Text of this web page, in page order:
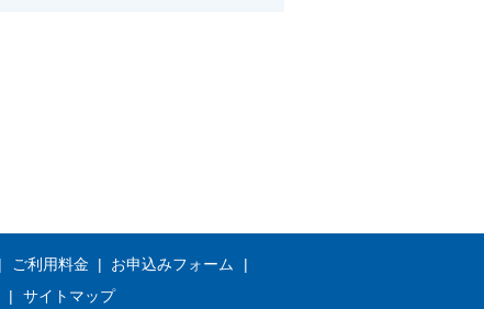
ご利用料金
お申込みフォーム
サイトマップ